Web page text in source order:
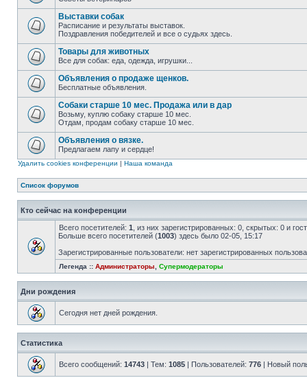
Выставки собак
Расписание и результаты выставок.
Поздравления победителей и все о судьях здесь.
Товары для животных
Все для собак: еда, одежда, игрушки...
Объявления о продаже щенков.
Бесплатные объявления.
Собаки старше 10 мес. Продажа или в дар
Возьму, куплю собаку старше 10 мес.
Отдам, продам собаку старше 10 мес.
Объявления о вязке.
Предлагаем лапу и сердце!
Удалить cookies конференции | Наша команда
Список форумов
Кто сейчас на конференции
Всего посетителей: 1 , из них зарегистрированных: 0, скрытых: 0 и
Больше всего посетителей (1003) здесь было 02-05, 15:17
Зарегистрированные пользователи: нет зарегистрированных
Легенда :: Администраторы Супермодераторы
Дни рождения
Сегодня нет дней рождения.
Статистика
Всего сообщений: 14743 | Тем: 1085 | Пользователей: 776 | Новый